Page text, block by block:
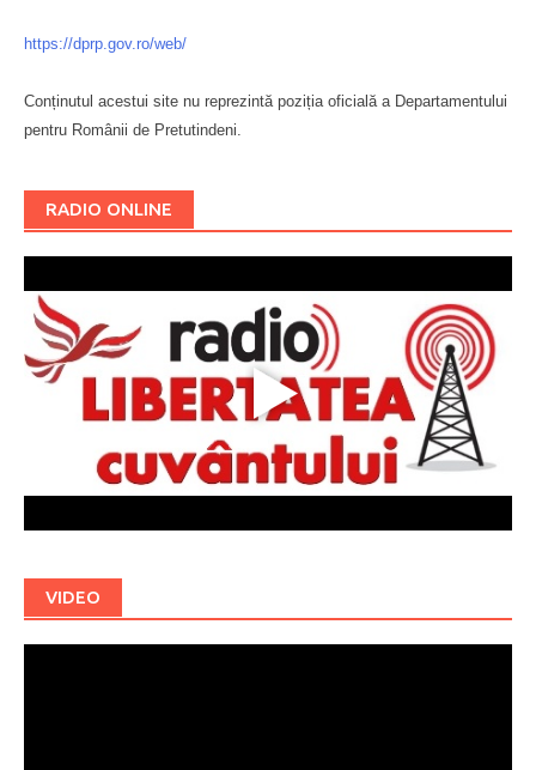
https://dprp.gov.ro/web/
Conținutul acestui site nu reprezintă poziția oficială a Departamentului
pentru Românii de Pretutindeni.
RADIO ONLINE
VIDEO